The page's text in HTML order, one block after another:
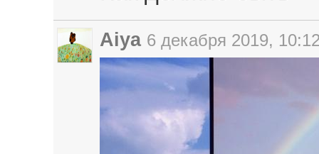
Aiya 6 декабря 2019,